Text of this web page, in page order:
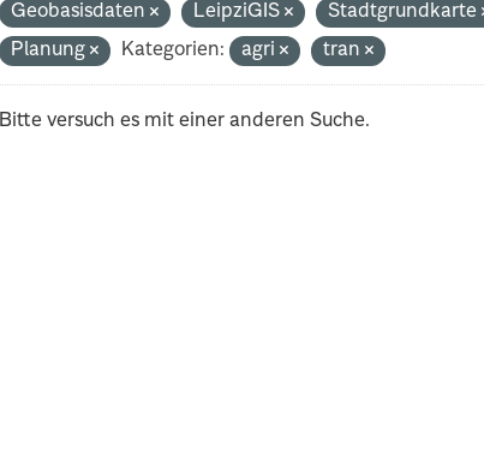
Geobasisdaten
LeipziGIS
Stadtgrundkarte
Planung
Kategorien: agri tran
Bitte versuch es mit einer anderen Suche.